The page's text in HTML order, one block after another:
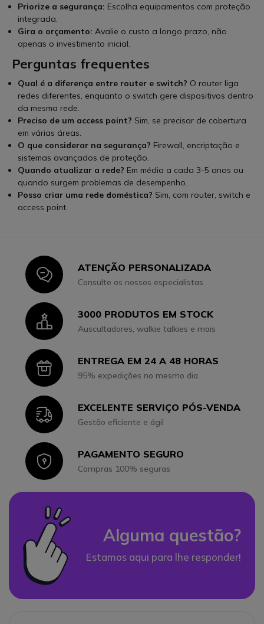
Priorize a segurança: Escolha equipamentos com proteção
integrada.
Gira o orçamento: Avalie o custo a longo prazo, não
apenas o investimento inicial.
Perguntas frequentes
Qual é a diferença entre router e switch? O router liga
redes diferentes, enquanto o switch gere dispositivos dentro
da mesma rede.
Preciso de um access point? Sim, se precisar de cobertura
em várias áreas.
O que considerar na segurança? Firewall, encriptação e
sistemas avançados de proteção.
Quando atualizar a rede? Em média a cada 3-5 anos ou
quando surgem problemas de desempenho.
Posso criar uma rede doméstica? Sim, com router, switch e
access point.
IconATENÇÃO PERSONALIZADA
Consulte os nossos especialistas
Icon3000 PRODUTOS EM STOCK
Auscultadores, walkie talkies e mais
IconENTREGA EM 24 A 48 HORAS
95% expedições no mesmo dia
IconEXCELENTE SERVIÇO PÓS-VENDA
Gestão eficiente e ágil
IconPAGAMENTO SEGURO
Compras 100% seguras
Alguma questão?
Estamos aqui para lhe responder!